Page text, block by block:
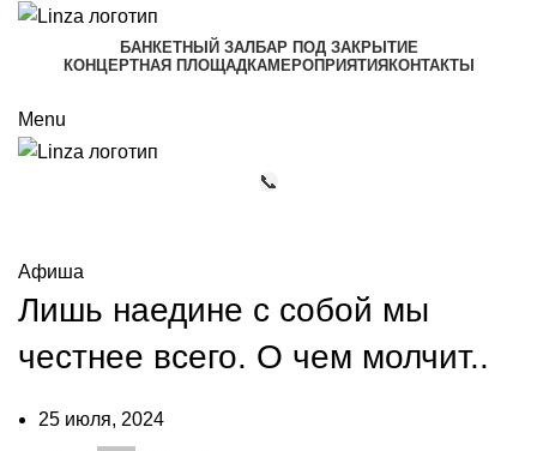
БАНКЕТНЫЙ ЗАЛ БАР ПОД ЗАКРЫТИЕ
КОНЦЕРТНАЯ ПЛОЩАДКАМЕРОПРИЯТИЯ КОНТАКТЫ
Menu
📞
Афиша
Лишь наедине с собой мы
честнее всего. О чем молчит..
25 июля, 2024